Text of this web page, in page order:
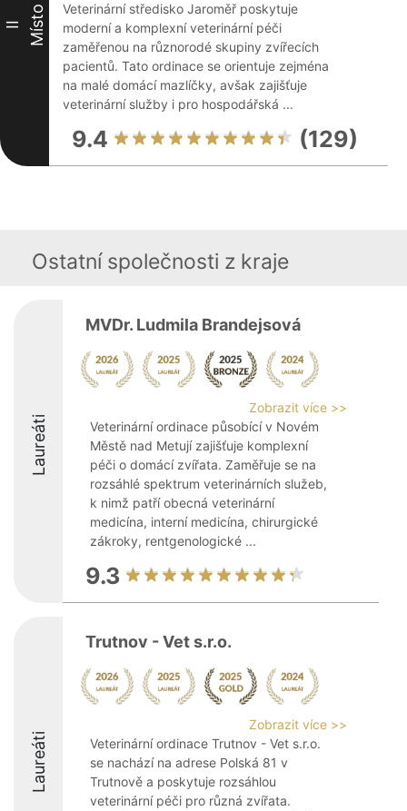
II Místo
Veterinární středisko Jaroměř poskytuje
moderní a komplexní veterinární péči
zaměřenou na různorodé skupiny zvířecích
pacientů. Tato ordinace se orientuje zejména
na malé domácí mazlíčky, avšak zajišťuje
veterinární služby i pro hospodářská ...
9.4 (129)
Ostatní společnosti z kraje
Laureáti
MVDr. Ludmila Brandejsová
Zobrazit více >>
Veterinární ordinace působící v Novém
Městě nad Metují zajišťuje komplexní
péči o domácí zvířata. Zaměřuje se na
rozsáhlé spektrum veterinárních služeb,
k nimž patří obecná veterinární
medicína, interní medicína, chirurgické
zákroky, rentgenologické ...
9.3
Laureáti
Trutnov - Vet s.r.o.
Zobrazit více >>
Veterinární ordinace Trutnov - Vet s.r.o.
se nachází na adrese Polská 81 v
Trutnově a poskytuje rozsáhlou
veterinární péči pro různá zvířata.